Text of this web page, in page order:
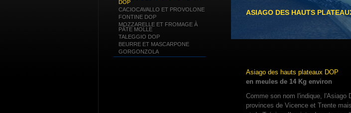
DOP
CACIOCAVALLO ET PROVOLONE
FONTINE DOP
MOZZARELLE ET FROMAGE À
PÂTE MOLLE
TALEGGIO DOP
BEURRE ET MASCARPONE
GORGONZOLA
ASIAGO DES HAUTS
Asiago des hauts plateaux DOP
en meules de 14 Kg environ
Comme son nom l'indique, l'Asiago
provinces de Vicence et Trente